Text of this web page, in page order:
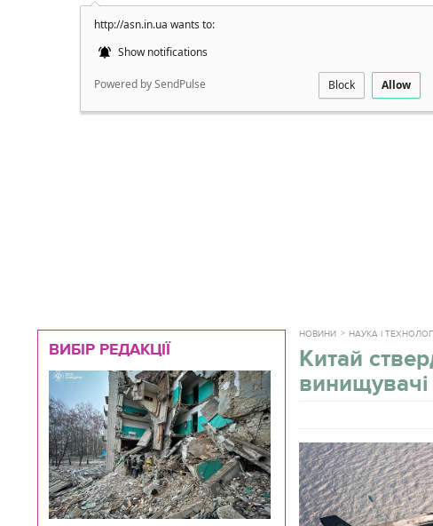
http://asn.in.ua wants to:
Show notifications
Powered by SendPulse Block Allow
ВИБІР РЕДАКЦІЇ
НОВИНИ НАУКА І
Китай